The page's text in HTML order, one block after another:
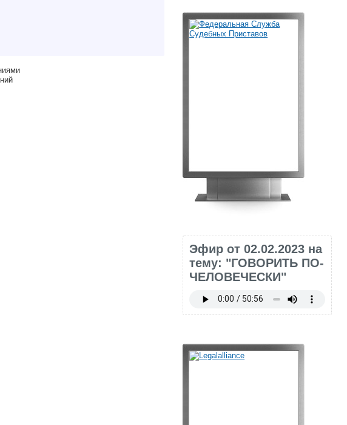
Эфир от 02.02.2023 на
тему: "ГОВОРИТЬ ПО-
ЧЕЛОВЕЧЕСКИ"